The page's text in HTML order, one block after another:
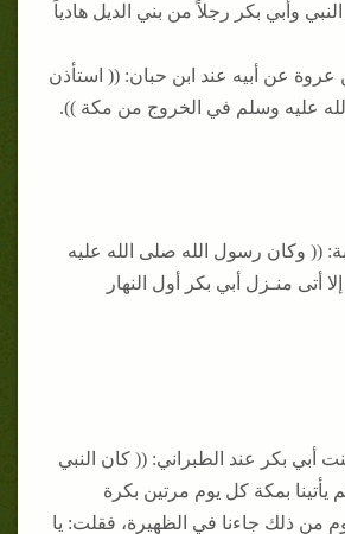
وأبي بكر رجلاً من بني الديل هادياً
عن أبيه عند ابن حبان: (( استأذن
الله عليه وسلم في الخروج من مكة )).
(( وكان رسول الله صلى الله عليه
أتى منـزل أبي بكر أول النهار
أبي بكر عند الطبراني: (( كان النبي
بمكة كل يوم مرتين بكرة
من ذلك جاءنا في الظهيرة، فقلت: يا